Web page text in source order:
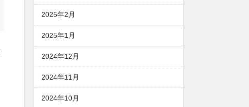
2025年2月
2025年1月
2024年12月
2024年11月
2024年10月